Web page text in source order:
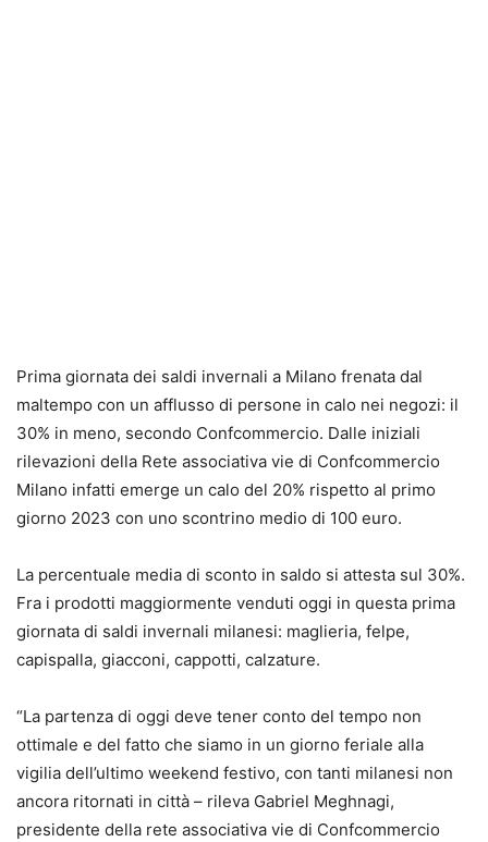
Prima giornata dei saldi invernali a Milano frenata dal
maltempo con un afflusso di persone in calo nei negozi: il
30% in meno, secondo Confcommercio. Dalle iniziali
rilevazioni della Rete associativa vie di Confcommercio
Milano infatti emerge un calo del 20% rispetto al primo
giorno 2023 con uno scontrino medio di 100 euro.
La percentuale media di sconto in saldo si attesta sul 30%.
Fra i prodotti maggiormente venduti oggi in questa prima
giornata di saldi invernali milanesi: maglieria, felpe,
capispalla, giacconi, cappotti, calzature.
“La partenza di oggi deve tener conto del tempo non
ottimale e del fatto che siamo in un giorno feriale alla
vigilia dell’ultimo weekend festivo, con tanti milanesi non
ancora ritornati in città – rileva Gabriel Meghnagi,
presidente della rete associativa vie di Confcommercio